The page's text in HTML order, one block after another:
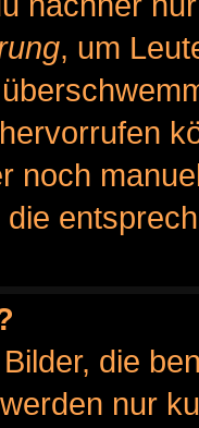
, um
noch
die
nur